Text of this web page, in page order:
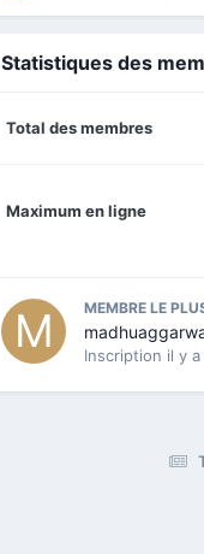
Statistiques des
Total des membres
Maximum en ligne
MEMBRE LE
Inscription il y